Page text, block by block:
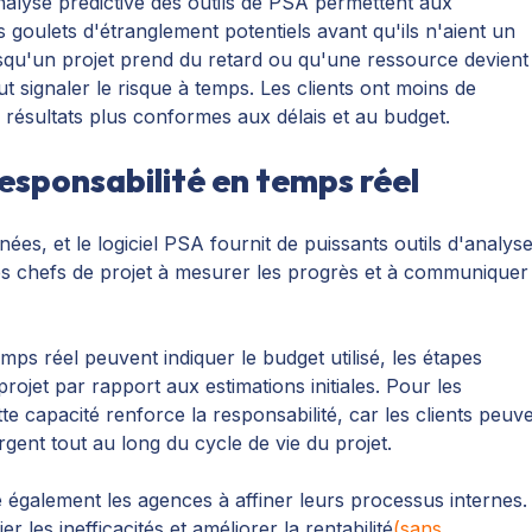
goulets d'étranglement potentiels avant qu'ils n'aient un
projet prend du retard ou qu'une ressource devient
signaler le risque à temps. Les clients ont moins de
plus conformes aux délais et au budget.
en temps réel
et le logiciel PSA fournit de puissants outils d'analyse
chefs de projet à mesurer les progrès et à communiquer
réel peuvent indiquer le budget utilisé, les étapes
par rapport aux estimations initiales. Pour les
capacité renforce la responsabilité, car les clients
tout au long du cycle de vie du projet.
les agences à affiner leurs processus internes.